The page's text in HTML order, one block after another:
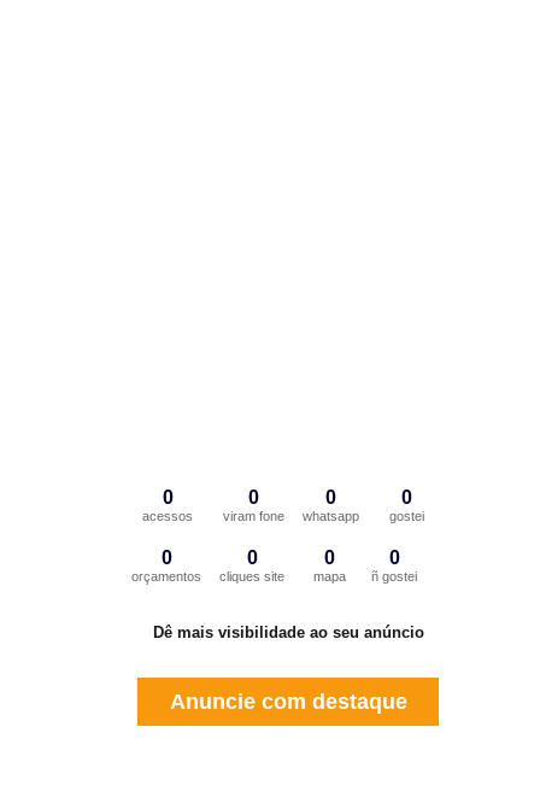
0
acessos
0
viram fone
0
whatsapp
0
gostei
0
orçamentos
0
cliques site
0
mapa
0
ñ gostei
Dê mais visibilidade ao seu anúncio
Anuncie com destaque